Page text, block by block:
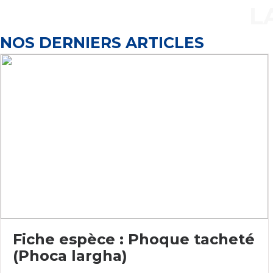
contenu
NOS DERNIERS ARTICLES
Fiche espèce : Phoque tacheté
(Phoca largha)